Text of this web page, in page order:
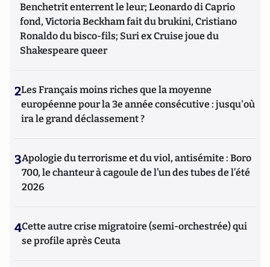
Benchetrit enterrent le leur; Leonardo di Caprio
fond, Victoria Beckham fait du brukini, Cristiano
Ronaldo du bisco-fils; Suri ex Cruise joue du
Shakespeare queer
2Les Français moins riches que la moyenne
européenne pour la 3e année consécutive : jusqu'où
ira le grand déclassement ?
3Apologie du terrorisme et du viol, antisémite : Boro
700, le chanteur à cagoule de l’un des tubes de l’été
2026
4Cette autre crise migratoire (semi-orchestrée) qui
se profile après Ceuta